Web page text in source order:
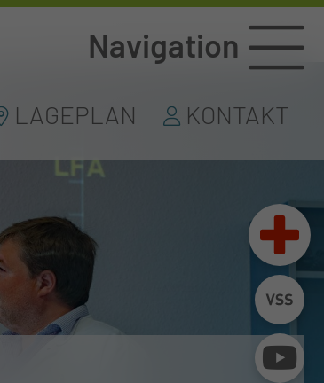
LAGEPLAN KONTAKT
Navigation